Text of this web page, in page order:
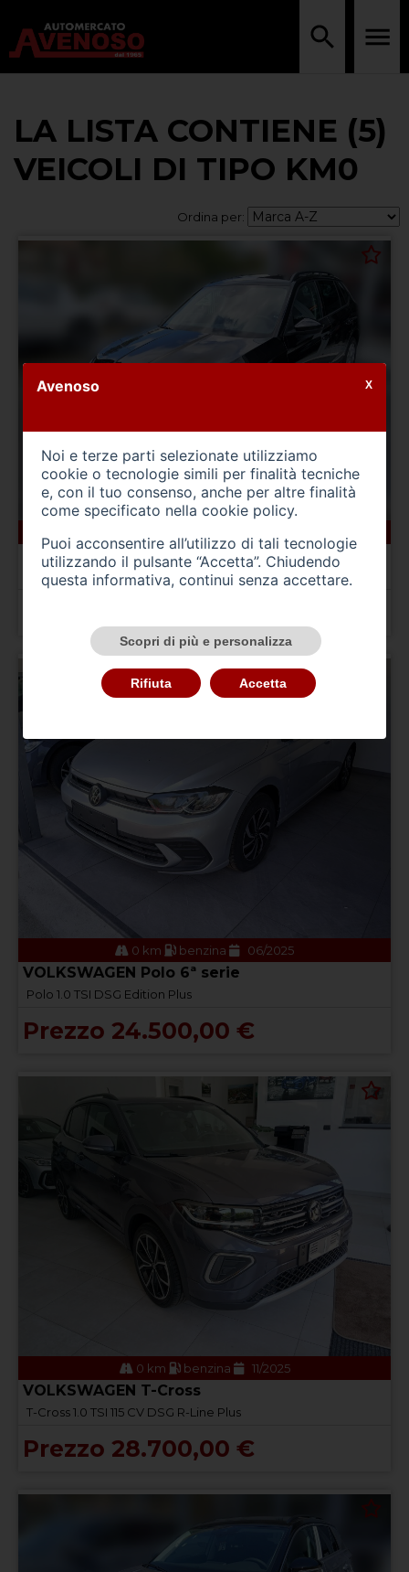
LA LISTA CONTIENE (5)
VEICOLI DI TIPO KM0
Ordina per:
SKODA Kamiq
Kamiq 1.0 TSI 115 CV DSG Black Dots
0 km benzina 06/2025
VOLKSWAGEN Polo 6ª serie
Polo 1.0 TSI DSG Edition Plus
Prezzo 24.500,00 €
0 km benzina 11/2025
VOLKSWAGEN T-Cross
T-Cross 1.0 TSI 115 CV DSG R-Line Plus
Prezzo 28.700,00 €
Avenoso
Noi e terze parti selezionate utilizziamo
cookie o tecnologie simili per finalità tecniche
e, con il tuo consenso, anche per altre finalità
come specificato nella cookie policy.
Puoi acconsentire all’utilizzo di tali tecnologie
utilizzando il pulsante “Accetta”. Chiudendo
questa informativa, continui senza accettare.
Scopri di più e personalizza
Rifiuta Accetta
X